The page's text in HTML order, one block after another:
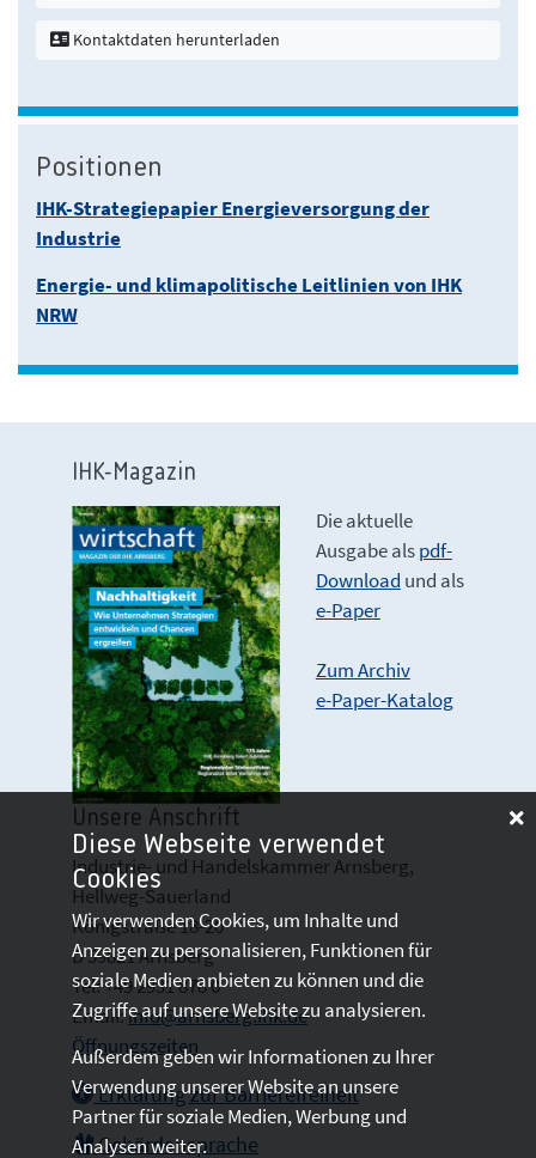
Kontaktdaten herunterladen
Positionen
IHK-Strategiepapier Energieversorgung der
Industrie
Energie- und klimapolitische Leitlinien von IHK
NRW
IHK-Magazin
Die aktuelle
Ausgabe alspdf-
Download und als
e-Paper
Zum Archiv
e-Paper-Katalog
Unsere Anschrift
Industrie- und Handelskammer Arnsberg,
Hellweg-Sauerland
Königstraße 18-20
D 59821 Arnsberg
Tel: +49 2931 878 0
Email:info@arnsberg.ihk.de
Öffnungszeiten
Erklärung zur Barrierefreiheit
Gebärdensprache
Diese Webseite verwendet
Cookies
Wir verwenden Cookies, um Inhalte und
Anzeigen zu personalisieren, Funktionen für
soziale Medien anbieten zu können und die
Zugriffe auf unsere Website zu analysieren.
Außerdem geben wir Informationen zu Ihrer
Verwendung unserer Website an unsere
Partner für soziale Medien, Werbung und
Analysen weiter.